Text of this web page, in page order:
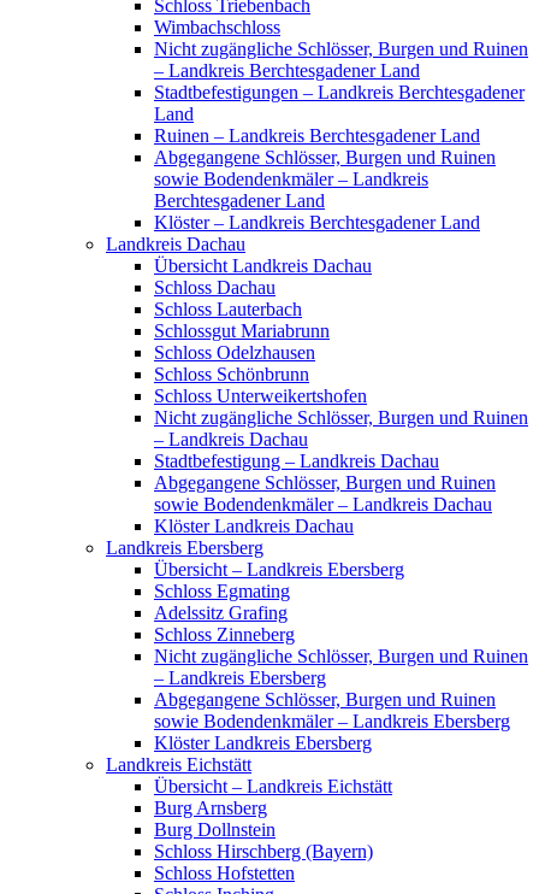
Schloss Triebenbach
Wimbachschloss
Nicht zugängliche Schlösser, Burgen und Ruinen
– Landkreis Berchtesgadener Land
Stadtbefestigungen – Landkreis Berchtesgadener
Land
Ruinen – Landkreis Berchtesgadener Land
Abgegangene Schlösser, Burgen und Ruinen
sowie Bodendenkmäler – Landkreis
Berchtesgadener Land
Klöster – Landkreis Berchtesgadener Land
Landkreis Dachau
Übersicht Landkreis Dachau
Schloss Dachau
Schloss Lauterbach
Schlossgut Mariabrunn
Schloss Odelzhausen
Schloss Schönbrunn
Schloss Unterweikertshofen
Nicht zugängliche Schlösser, Burgen und Ruinen
– Landkreis Dachau
Stadtbefestigung – Landkreis Dachau
Abgegangene Schlösser, Burgen und Ruinen
sowie Bodendenkmäler – Landkreis Dachau
Klöster Landkreis Dachau
Landkreis Ebersberg
Übersicht – Landkreis Ebersberg
Schloss Egmating
Adelssitz Grafing
Schloss Zinneberg
Nicht zugängliche Schlösser, Burgen und Ruinen
– Landkreis Ebersberg
Abgegangene Schlösser, Burgen und Ruinen
sowie Bodendenkmäler – Landkreis Ebersberg
Klöster Landkreis Ebersberg
Landkreis Eichstätt
Übersicht – Landkreis Eichstätt
Burg Arnsberg
Burg Dollnstein
Schloss Hirschberg (Bayern)
Schloss Hofstetten